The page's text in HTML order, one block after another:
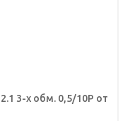
3-х обм. 0,5/10Р от